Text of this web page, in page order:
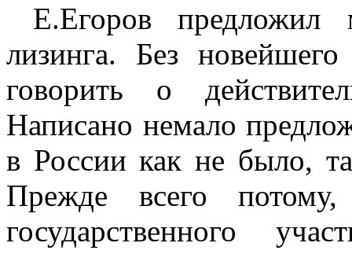
Е.Егоров предложил
лизинга. Без новейшего
говорить о
Написано немало
в России как не было,
Прежде всего
государственного